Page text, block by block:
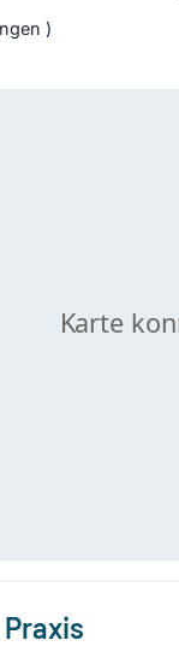
)